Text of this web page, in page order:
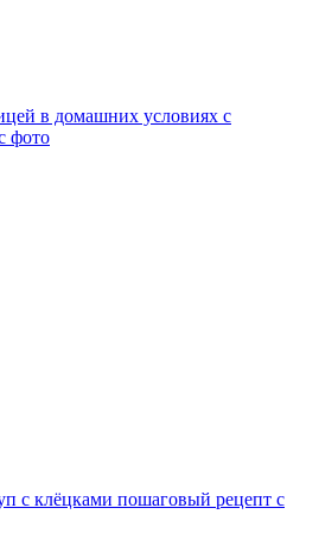
в домашних условиях с
фото
с клёцками пошаговый рецепт с